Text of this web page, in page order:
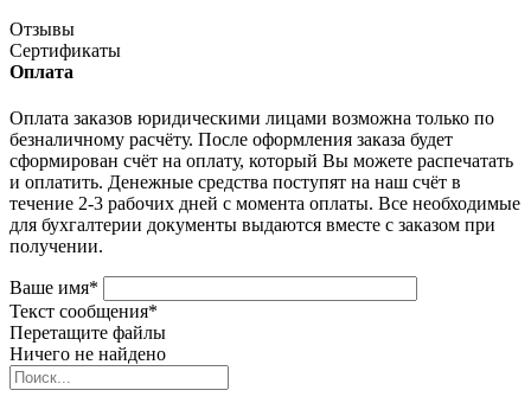
Отзывы
Сертификаты
Оплата
Оплата заказов юридическими лицами возможна только по
безналичному расчёту. После оформления заказа будет
сформирован счёт на оплату, который Вы можете распечатать
и оплатить. Денежные средства поступят на наш счёт в
течение 2-3 рабочих дней с момента оплаты. Все необходимые
для бухгалтерии документы выдаются вместе с заказом при
получении.
Ваше имя*
Текст сообщения*
Перетащите файлы
Ничего не найдено